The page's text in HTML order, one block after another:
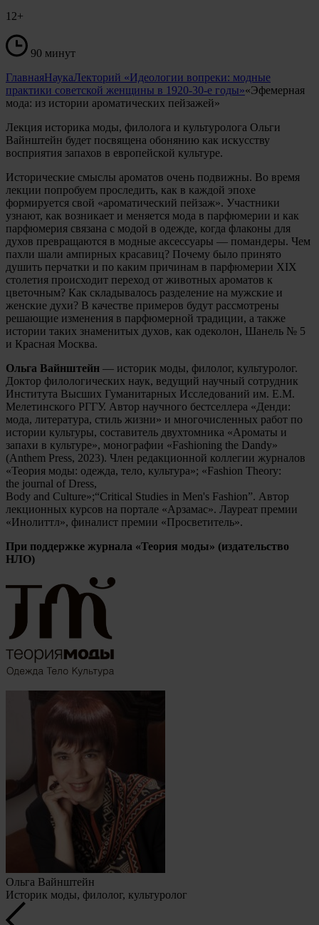
12+
90 минут
ГлавнаяНаукаЛекторий «Идеологии вопреки: модные
практики советской женщины в 1920-30-е годы»«Эфемерная
мода: из истории ароматических пейзажей»
Лекция историка моды, филолога и культуролога Ольги
Вайнштейн будет посвящена обонянию как искусству
восприятия запахов в европейской культуре.
Исторические смыслы ароматов очень подвижны. Во время
лекции попробуем проследить, как в каждой эпохе
формируется свой «ароматический пейзаж». Участники
узнают, как возникает и меняется мода в парфюмерии и как
парфюмерия связана с модой в одежде, когда флаконы для
духов превращаются в модные аксессуары — помандеры. Чем
пахли шали ампирных красавиц? Почему было принято
душить перчатки и по каким причинам в парфюмерии XIX
столетия происходит переход от животных ароматов к
цветочным? Как складывалось разделение на мужские и
женские духи? В качестве примеров будут рассмотрены
решающие изменения в парфюмерной традиции, а также
истории таких знаменитых духов, как одеколон, Шанель № 5
и Красная Москва.
Ольга Вайнштейн — историк моды, филолог, культуролог.
Доктор филологических наук, ведущий научный сотрудник
Института Высших Гуманитарных Исследований им. Е.М.
Мелетинского РГГУ. Автор научного бестселлера «Денди:
мода, литература, стиль жизни» и многочисленных работ по
истории культуры, составитель двухтомника «Ароматы и
запахи в культуре», монографии «Fashioning the Dandy»
(Anthem Press, 2023). Член редакционной коллегии журналов
«Теория моды: одежда, тело, культура»; «Fashion Theory:
the journal of Dress,
Body and Culture»;“Critical Studies in Men's Fashion”. Автор
лекционных курсов на портале «Арзамас». Лауреат премии
«Инолиттл», финалист премии «Просветитель».
При поддержке журнала «Теория моды» (издательство
НЛО)
Ольга Вайнштейн
Историк моды, филолог, культуролог